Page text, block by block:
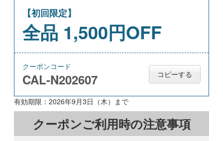
毎年注文しています。ネットで注文しやすい。 食品工場
たので注文。注文しやすかった。
不動産業
昨年他から貰った同サイズのカレンダーがありまして、年末の
ご挨拶廻りはコレにしようと決めたしだいです。
運転代行サービス業
【初回限定】
全品 1,500円OFF
クーポンコード
CAL-N202607 コピーする
有効期限：2026年9月3日（木）まで
クーポンご利用時の注意事項